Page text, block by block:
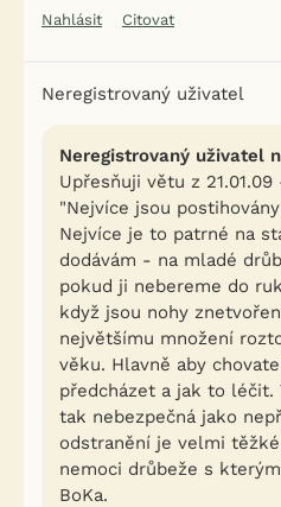
Nahlásit
Citovat
Neregistrovaný uživatel
Neregistrovaný uživatel
Upřesňuji větu z
"Nejvíce jsou
Nejvíce je to patrné na
dodávám - na mladé
pokud ji nebereme do
když jsou nohy
největšímu množení
věku. Hlavně aby
předcházet a jak to léčit.
tak nebezpečná jako
odstranění je velmi
nemoci drůbeže s
BoKa.